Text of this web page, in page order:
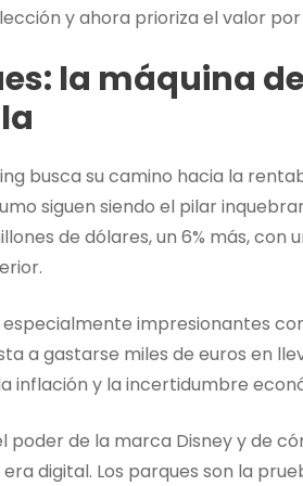
y ahora prioriza el valor
la máquina
busca su camino hacia la
siguen siendo el pilar
de dólares, un 6% más,
especialmente impresionantes
a gastarse miles de euros en
inflación y la incertidumbre
poder de la marca Disney y de
digital. Los parques son la